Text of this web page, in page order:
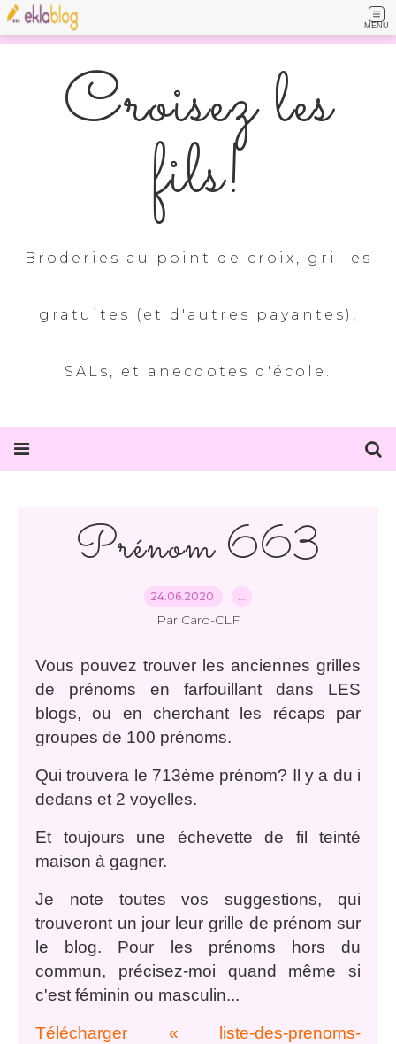
MENU
Croisez les
fils!
Broderies au point de croix, grilles
gratuites (et d'autres payantes),
SALs, et anecdotes d'école.
Prénom 663
24.06.2020 …
Par Caro-CLF
Vous pouvez trouver les anciennes grilles
de prénoms en farfouillant dans LES
blogs, ou en cherchant les récaps par
groupes de 100 prénoms.
Qui trouvera le 713ème prénom? Il y a du i
dedans et 2 voyelles.
Et toujours une échevette de fil teinté
maison à gagner.
Je note toutes vos suggestions, qui
trouveront un jour leur grille de prénom sur
le blog. Pour les prénoms hors du
commun, précisez-moi quand même si
c'est féminin ou masculin...
Télécharger « liste-des-prenoms-